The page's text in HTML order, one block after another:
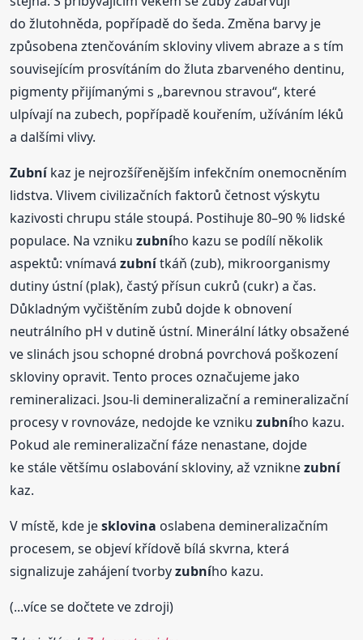
do žlutohněda, popřípadě do šeda. Změna barvy je
způsobena ztenčováním skloviny vlivem abraze a s tím
souvisejícím prosvítáním do žluta zbarveného dentinu,
pigmenty přijímanými s „barevnou stravou“, které
ulpívají na zubech, popřípadě kouřením, užíváním léků
a dalšími vlivy.
Zubníkaz je nejrozšířenějším infekčním onemocněním
lidstva. Vlivem civilizačních faktorů četnost výskytu
kazivosti chrupu stále stoupá. Postihuje 80–90 % lidské
populace. Na vznikuzubního kazu se podílí několik
aspektů: vnímavázubnítkáň (zub), mikroorganismy
dutiny ústní (plak), častý přísun cukrů (cukr) a čas.
Důkladným vyčištěním zubů dojde k obnovení
neutrálního pH v dutině ústní. Minerální látky obsažené
ve slinách jsou schopné drobná povrchová poškození
skloviny opravit. Tento proces označujeme jako
remineralizaci. Jsou-li demineralizační a remineralizační
procesy v rovnováze, nedojde ke vznikuzubního kazu.
Pokud ale remineralizační fáze nenastane, dojde
ke stále většímu oslabování skloviny, až vzniknezubní
kaz.
V místě, kde jesklovina oslabena demineralizačním
procesem, se objeví křídově bílá skvrna, která
signalizuje zahájení tvorbyzubního kazu.
(...více se dočtete ve zdroji)